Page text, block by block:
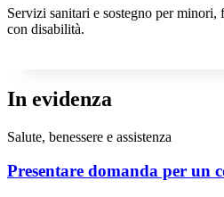
Servizi sanitari e sostegno per minori,
con disabilità.
In evidenza
Salute, benessere e assistenza
Presentare domanda per un